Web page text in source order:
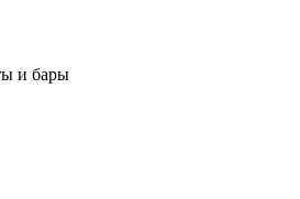
и бары